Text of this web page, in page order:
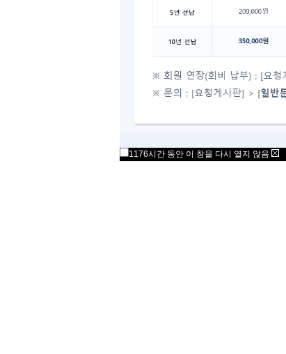
1176시간 동안 이 창을 다시 열지 않음